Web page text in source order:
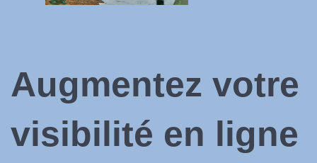
Augmentez votre
visibilité en ligne